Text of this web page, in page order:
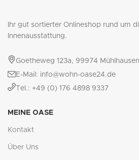
Ihr gut sortierter Onlineshop rund um
Innenausstattung.
Goetheweg 123a, 99974 Mühlhausen
E-Mail: info@wohn-oase24.de
Tel.: +49 (0) 176 4898 9337
MEINE OASE
Kontakt
Über Uns